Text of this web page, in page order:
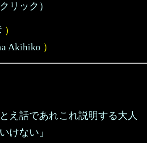
リック）
）
Akihiko ）
とえ話であれこれ説明する大人
けない」